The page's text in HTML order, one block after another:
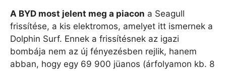
A BYD most jelent meg a piacon a Seagull
frissítése, a kis elektromos, amelyet itt ismernek a
Dolphin Surf. Ennek a frissítésnek az igazi
bombája nem az új fényezésben rejlik, hanem
abban, hogy egy 69 900 jüanos (árfolyamon kb. 8